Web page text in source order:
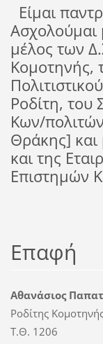
Είμαι
Ασχολούμαι
μέλος των
Κομοτηνής,
Ροδίτη, του
Κων/
Θράκης]
και της
Επιστημών
Επαφή
Αθανάσιος
Ροδίτης
T.Θ. 1206